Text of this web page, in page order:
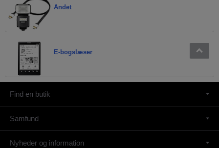
Andet
E-bogslæser
Find en butik
Samfund
Nyheder og information